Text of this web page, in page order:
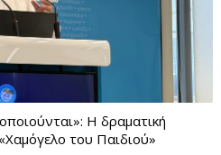
Η δραματική
του Παιδιού»